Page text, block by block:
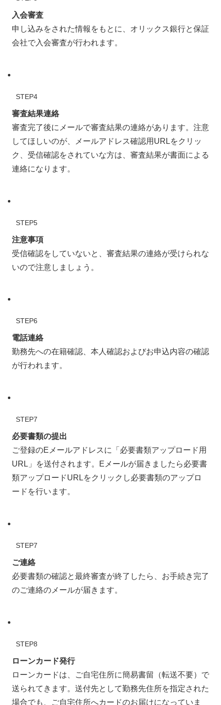
入会審査
申し込みをされた情報をもとに、オリックス銀行と保証
会社で入会審査が行われます。
STEP4
審査結果連絡
審査完了後にメールで審査結果の連絡があります。注意
してほしいのが、メールアドレス確認用URLをクリッ
ク、受信確認をされていな方は、審査結果が書面による
連絡になります。
STEP5
注意事項
受信確認をしていないと、審査結果の連絡が受けられな
いので注意しましょう。
STEP6
電話連絡
勤務先への在籍確認、本人確認およびお申込内容の確認
が行われます。
STEP7
必要書類の提出
ご登録のEメールアドレスに「必要書類アップロード用
URL」を送付されます。Eメールが届きましたら必要書
類アップロードURLをクリックし必要書類のアップロ
ードを行います。
STEP7
ご連絡
必要書類の確認と最終審査が終了したら、お手続き完了
のご連絡のメールが届きます。
STEP8
ローンカード発行
ローンカードは、ご自宅住所に簡易書留（転送不要）で
送られてきます。送付先として勤務先住所を指定された
場合でも、ご自宅住所へカードのお届けになっていま